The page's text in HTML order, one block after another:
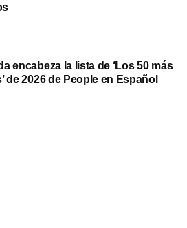
encabeza la lista de ‘Los 50 más
de 2026 de People en Español